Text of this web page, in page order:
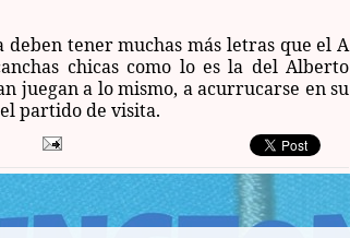
tener muchas más letras que el A
chicas como lo es la del Alberto
juegan a lo mismo, a acurrucarse en su
partido de visita.